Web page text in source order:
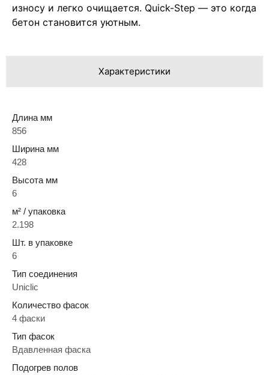
износу и легко очищается. Quick-Step — это когда
бетон становится уютным.
Характеристики
Длина мм
856
Ширина мм
428
Высота мм
6
м² / упаковка
2.198
Шт. в упаковке
6
Тип соединения
Uniclic
Количество фасок
4 фаски
Тип фасок
Вдавленная фаска
Подогрев полов